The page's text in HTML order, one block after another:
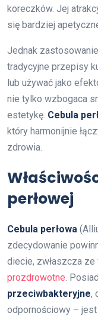
koreczków. Jej
się bardziej
Jednak
tradycyjne przepisy
lub używać jako
nie tylko wzbogaca
estetykę. Cebula
który harmonijnie
zdrowia.
perłowej
Cebula perłowa
zdecydowanie
diecie, zwłaszcza
prozdrowotne .
przeciwbakteryjne,
odpornościowy –